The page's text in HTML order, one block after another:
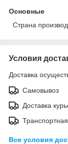
Основные
Страна
Условия
Доставка
Самовывоз
Доставка
Все условия